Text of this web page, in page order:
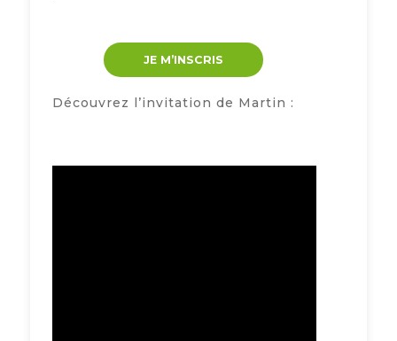
JE M’INSCRIS
Découvrez l’invitation de Martin :